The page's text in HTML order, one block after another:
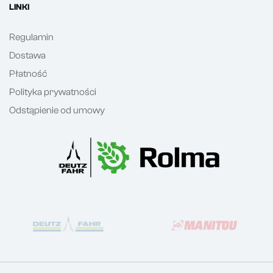
LINKI
Regulamin
Dostawa
Płatność
Polityka prywatności
Odstąpienie od umowy